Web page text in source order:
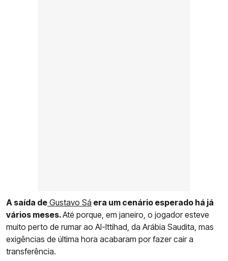
A saída de Gustavo Sá era um cenário esperado há já
vários meses.Até porque, em janeiro, o jogador esteve
muito perto de rumar ao Al-Ittihad, da Arábia Saudita, mas
exigências de última hora acabaram por fazer cair a
transferência.